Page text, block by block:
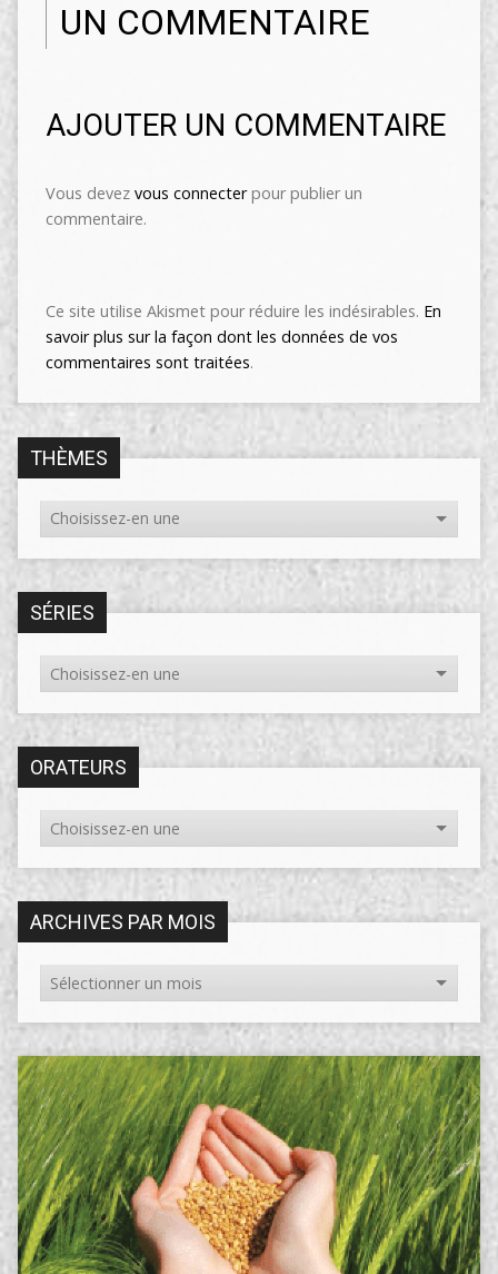
UN COMMENTAIRE
AJOUTER UN COMMENTAIRE
Vous devez vous connecterpour publier un
commentaire.
Ce site utilise Akismet pour réduire les indésirables. En
savoir plus sur la façon dont les données de vos
commentaires sont traitées.
THÈMES
SÉRIES
ORATEURS
ARCHIVES PAR MOIS